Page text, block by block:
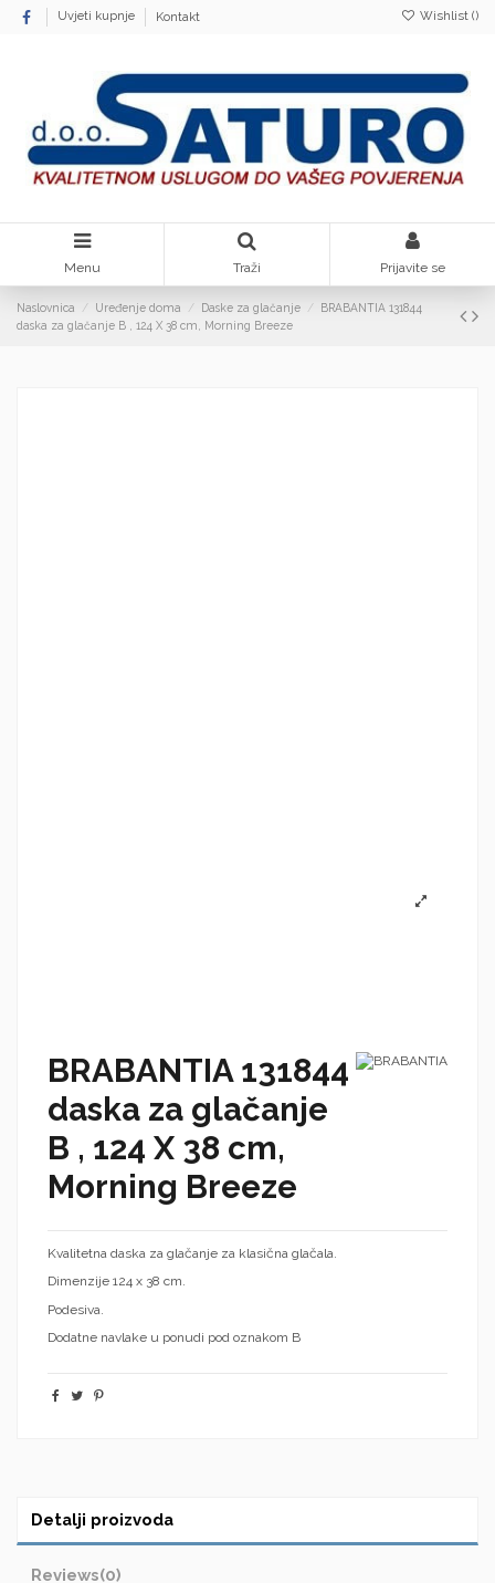
Uvjeti kupnje Kontakt Wishlist ()
Menu Traži Prijavite se
Naslovnica Uređenje doma Daske za glačanje
BRABANTIA 131844
daska za glačanje B , 124 X 38 cm, Morning Breeze
BRABANTIA 131844
daska za glačanje
B , 124 X 38 cm,
Morning Breeze
Kvalitetna daska za glačanje za klasična glačala.
Dimenzije 124 x 38 cm.
Podesiva.
Dodatne navlake u ponudi pod oznakom B
Detalji proizvoda
Reviews(0)